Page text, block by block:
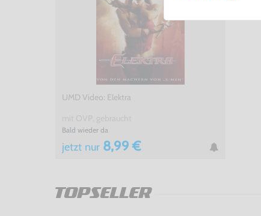
UMD Video: Elektra
Bald wieder da
jetzt nur 8,99 €
TOPSELLER